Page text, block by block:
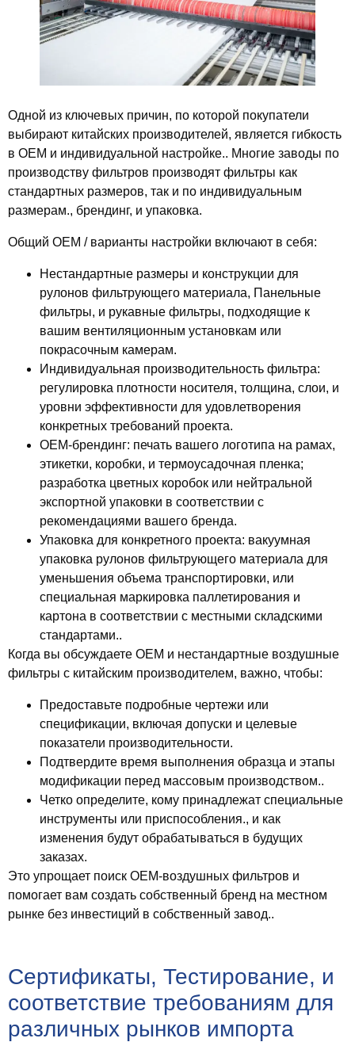
Одной из ключевых причин, по которой покупатели
выбирают китайских производителей, является гибкость
в OEM и индивидуальной настройке.. Многие заводы по
производству фильтров производят фильтры как
стандартных размеров, так и по индивидуальным
размерам., брендинг, и упаковка.
Общий OEM / варианты настройки включают в себя:
Нестандартные размеры и конструкции для
рулонов фильтрующего материала, Панельные
фильтры, и рукавные фильтры, подходящие к
вашим вентиляционным установкам или
покрасочным камерам.
Индивидуальная производительность фильтра:
регулировка плотности носителя, толщина, слои, и
уровни эффективности для удовлетворения
конкретных требований проекта.
OEM-брендинг: печать вашего логотипа на рамах,
этикетки, коробки, и термоусадочная пленка;
разработка цветных коробок или нейтральной
экспортной упаковки в соответствии с
рекомендациями вашего бренда.
Упаковка для конкретного проекта: вакуумная
упаковка рулонов фильтрующего материала для
уменьшения объема транспортировки, или
специальная маркировка паллетирования и
картона в соответствии с местными складскими
стандартами..
Когда вы обсуждаете OEM и нестандартные воздушные
фильтры с китайским производителем, важно, чтобы:
Предоставьте подробные чертежи или
спецификации, включая допуски и целевые
показатели производительности.
Подтвердите время выполнения образца и этапы
модификации перед массовым производством..
Четко определите, кому принадлежат специальные
инструменты или приспособления., и как
изменения будут обрабатываться в будущих
заказах.
Это упрощает поиск OEM-воздушных фильтров и
помогает вам создать собственный бренд на местном
рынке без инвестиций в собственный завод..
Сертификаты, Тестирование, и
соответствие требованиям для
различных рынков импорта